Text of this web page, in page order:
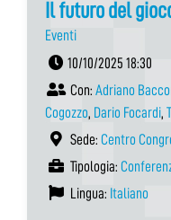
Il futuro del
Eventi
10/10/2025 18:30
Con: Adriano
Cogozzo, Dario Focardi,
Sede: Centro
Tipologia:
Lingua: Italiano